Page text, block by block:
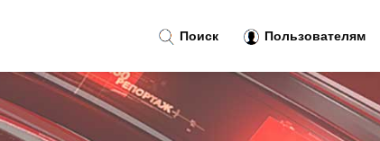
Поиск Пользователям